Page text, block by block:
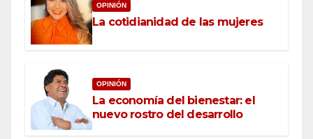
OPINIÓN
La cotidianidad de las mujeres
OPINIÓN
La economía del bienestar: el
nuevo rostro del desarrollo